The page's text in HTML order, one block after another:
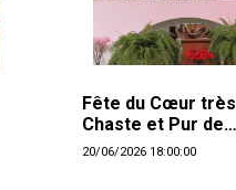
Fête du Cœur très
Chaste et Pur de
Saint Joseph
20/06/2026 18:00:00